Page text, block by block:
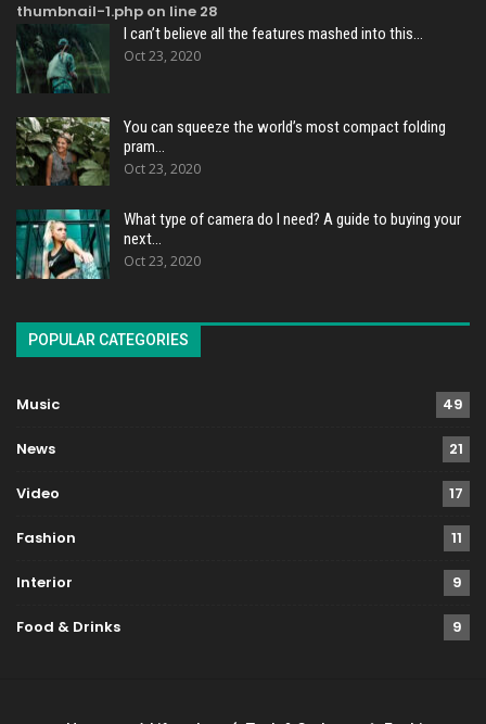
thumbnail-1.php on line 28
I can’t believe all the features mashed into this…
Oct 23, 2020
You can squeeze the world’s most compact folding
pram…
Oct 23, 2020
What type of camera do I need? A guide to buying your
next…
Oct 23, 2020
POPULAR CATEGORIES
Music 49
News 21
Video 17
Fashion 11
Interior 9
Food & Drinks 9